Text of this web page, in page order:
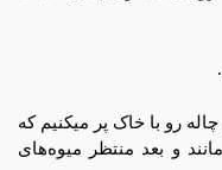
رو با خاک پر میکنیم که
و بعد منتظر میوه‌های